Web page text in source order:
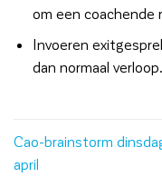
om een coachende
Invoeren
dan normaal verloop.
Cao-brainstorm
april